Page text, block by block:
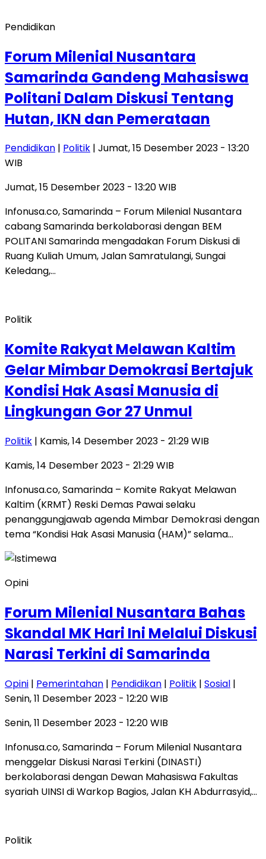
Pendidikan
Forum Milenial Nusantara
Samarinda Gandeng Mahasiswa
Politani Dalam Diskusi Tentang
Hutan, IKN dan Pemerataan
Pendidikan | Politik | Jumat, 15 Desember 2023 - 13:20
WIB
Jumat, 15 Desember 2023 - 13:20 WIB
Infonusa.co, Samarinda – Forum Milenial Nusantara
cabang Samarinda berkolaborasi dengan BEM
POLITANI Samarinda mengadakan Forum Diskusi di
Ruang Kuliah Umum, Jalan Samratulangi, Sungai
Keledang,…
Politik
Komite Rakyat Melawan Kaltim
Gelar Mimbar Demokrasi Bertajuk
Kondisi Hak Asasi Manusia di
Lingkungan Gor 27 Unmul
Politik | Kamis, 14 Desember 2023 - 21:29 WIB
Kamis, 14 Desember 2023 - 21:29 WIB
Infonusa.co, Samarinda – Komite Rakyat Melawan
Kaltim (KRMT) Reski Demas Pawai selaku
penanggungjawab agenda Mimbar Demokrasi dengan
tema “Kondisi Hak Asasi Manusia (HAM)” selama…
Opini
Forum Milenial Nusantara Bahas
Skandal MK Hari Ini Melalui Diskusi
Narasi Terkini di Samarinda
Opini | Pemerintahan | Pendidikan | Politik | Sosial |
Senin, 11 Desember 2023 - 12:20 WIB
Senin, 11 Desember 2023 - 12:20 WIB
Infonusa.co, Samarinda – Forum Milenial Nusantara
menggelar Diskusi Narasi Terkini (DINASTI)
berkolaborasi dengan Dewan Mahasiswa Fakultas
syariah UINSI di Warkop Bagios, Jalan KH Abdurrasyid,…
Politik